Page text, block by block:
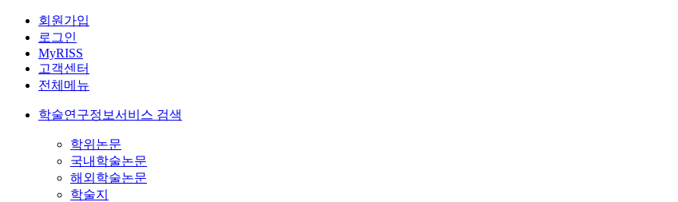
회원가입
로그인
MyRISS
고객센터
전체메뉴
학술연구정보서비스 검색
학위논문
국내학술논문
해외학술논문
학술지